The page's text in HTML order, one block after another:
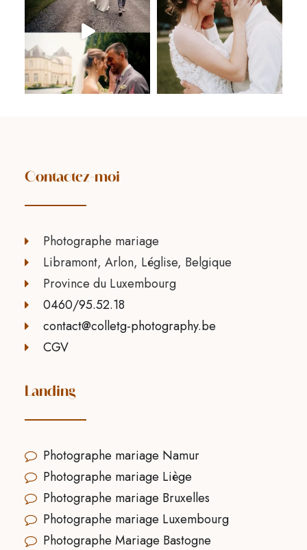
Contactez-moi
Photographe mariage
Libramont, Arlon, Léglise, Belgique
Province du Luxembourg
0460/95.52.18
contact@colletg-photography.be
CGV
Landing
Photographe mariage Namur
Photographe mariage Liège
Photographe mariage Bruxelles
Photographe mariage Luxembourg
Photographe Mariage Bastogne